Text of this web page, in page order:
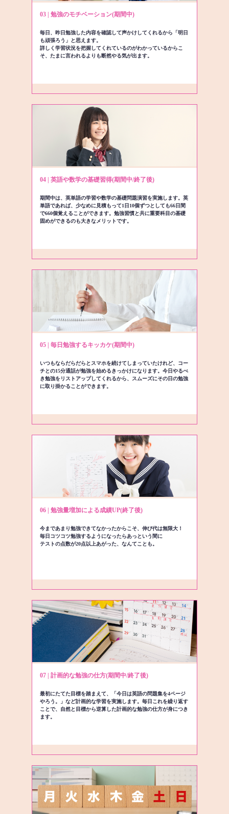
03 | 勉強のモチベーション(期間中)
毎日、昨日勉強した内容を確認して声かけしてくれるから「明日
も頑張ろう」と思えます。
詳しく学習状況を把握してくれているのがわかっているからこ
そ、たまに言われるよりも断然やる気が出ます。
04 | 英語や数学の基礎習得(期間中/終了後)
期間中は、英単語の学習や数学の基礎問題演習を実施します。英
単語であれば、少なめに見積もって1日10個ずつとしても66日間
で660個覚えることができます。勉強習慣と共に重要科目の基礎
固めができるのも大きなメリットです。
05 | 毎日勉強するキッカケ(期間中)
いつもならだらだらとスマホを続けてしまっていたけれど、コー
チとの15分通話が勉強を始めるきっかけになります。今日やるべ
き勉強をリストアップしてくれるから、スムーズにその日の勉強
に取り掛かることができます。
06 | 勉強量増加による成績UP(終了後)
今まであまり勉強できてなかったからこそ、伸び代は無限大！
毎日コツコツ勉強するようになったらあっという間に
テストの点数が20点以上あがった、なんてことも。
07 | 計画的な勉強の仕方(期間中/終了後)
最初にたてた目標を踏まえて、「今日は英語の問題集を4ページ
やろう。」など計画的な学習を実施します。毎日これを繰り返す
ことで、自然と目標から逆算した計画的な勉強の仕方が身につき
ます。